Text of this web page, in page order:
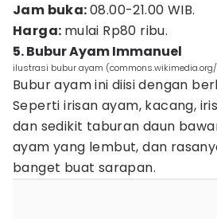
Jam buka:08.00-21.00 WIB.
Harga: mulai Rp80 ribu.
5. Bubur Ayam Immanuel
ilustrasi bubur ayam
Bubur ayam ini diisi dengan
Seperti irisan ayam, kacang,
dan sedikit taburan daun
ayam yang lembut, dan
banget buat sarapan.